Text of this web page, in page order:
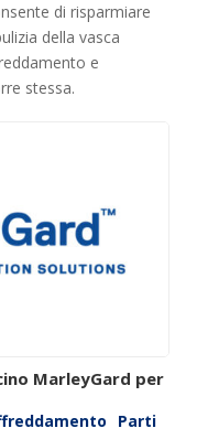
di risparmiare
della vasca
e
stessa.
MarleyGard per
Parti